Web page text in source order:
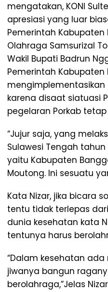
mengatakan, KONI
apresiasi yang luar
Pemerintah
Olahraga Samsurizal
Wakil Bupati Badrun
Pemerintah
karena disaat siatuasi
pegelaran Porkab
“Jujur saja, yang
Sulawesi Tengah
yaitu Kabupaten
Moutong. Ini sesuatu
Kata Nizar, jika bicara
tentu tidak terlepas
dunia kesehatan kata
tentunya harus
“Dalam kesehatan
jiwanya bangun
berolahraga,”Jelas